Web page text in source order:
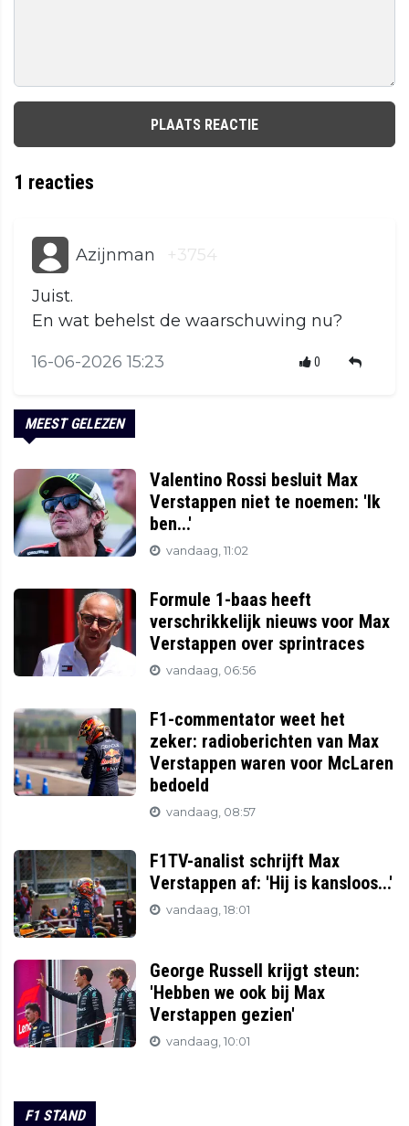
PLAATS REACTIE
1 reacties
Azijnman +3754
Juist.
En wat behelst de waarschuwing nu?
16-06-2026 15:23 0
MEEST GELEZEN
Valentino Rossi besluit Max
Verstappen niet te noemen: 'Ik
ben...'
vandaag, 11:02
Formule 1-baas heeft
verschrikkelijk nieuws voor Max
Verstappen over sprintraces
vandaag, 06:56
F1-commentator weet het
zeker: radioberichten van Max
Verstappen waren voor McLaren
bedoeld
vandaag, 08:57
F1TV-analist schrijft Max
Verstappen af: 'Hij is kansloos...'
vandaag, 18:01
George Russell krijgt steun:
'Hebben we ook bij Max
Verstappen gezien'
vandaag, 10:01
F1 STAND